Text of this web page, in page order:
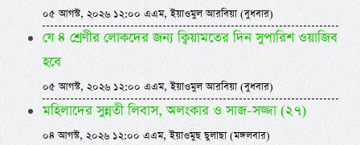
০৫ আগস্ট, ২০২৬ ১২:০০ এএম, ইয়াওমুল আরবিয়া (বুধবার)
যে ৪ শ্রেণীর লোকদের জন্য ক্বিয়ামতের দিন সুপারিশ ওয়াজিব
হবে
০৫ আগস্ট, ২০২৬ ১২:০০ এএম, ইয়াওমুল আরবিয়া (বুধবার)
মহিলাদের সুন্নতী লিবাস, অলংকার ও সাজ-সজ্জা (২৭)
০৪ আগস্ট, ২০২৬ ১২:০০ এএম, ইয়াওমুছ ছুলাছা (মঙ্গলবার)